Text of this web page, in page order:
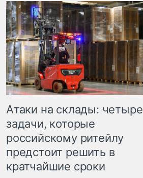
Атаки на склады: четыре
задачи, которые
российскому ритейлу
предстоит решить в
кратчайшие сроки